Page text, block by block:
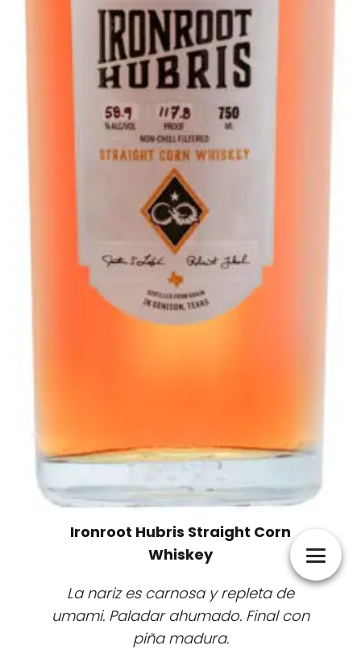
Ironroot Hubris Straight Corn
Whiskey
La nariz es carnosa y repleta de
umami. Paladar ahumado. Final con
piña madura.